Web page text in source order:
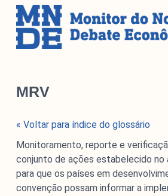
P
u
p
o
c
o
n
Seções
Glossário
Blog do MNDE
Podcast do MNDE
Lives do MNDE
MRV
« Voltar para índice do glossário
Monitoramento, reporte e
conjunto de ações estabelecido no
para que os países em
convenção possam informar a